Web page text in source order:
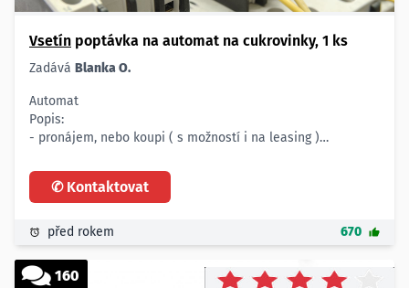
Vsetín poptávka na automat na cukrovinky, 1 ks
Zadává Blanka O.
Automat
Popis:
- pronájem, nebo koupi ( s možností i na leasing )
Počet:
- 1 ks
- ve Vsetíně
✆ Kontaktovat
před rokem 670
160